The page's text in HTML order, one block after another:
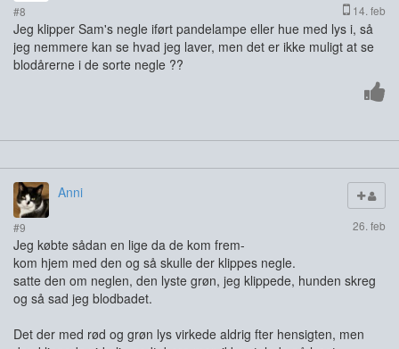
#8 14. feb
Jeg klipper Sam's negle iført pandelampe eller hue med lys i, så
jeg nemmere kan se hvad jeg laver, men det er ikke muligt at se
blodårerne i de sorte negle ??
Anni
#9 26. feb
Jeg købte sådan en lige da de kom frem-
kom hjem med den og så skulle der klippes negle.
satte den om neglen, den lyste grøn, jeg klippede, hunden skreg
og så sad jeg blodbadet.
Det der med rød og grøn lys virkede aldrig fter hensigten, men